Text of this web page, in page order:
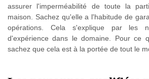
assurer l'imperméabilité de toute la
maison. Sachez qu'elle a l'habitude de
opérations. Cela s'explique par les
d'expérience dans le domaine. Pour ce
sachez que cela est à la portée de tout le